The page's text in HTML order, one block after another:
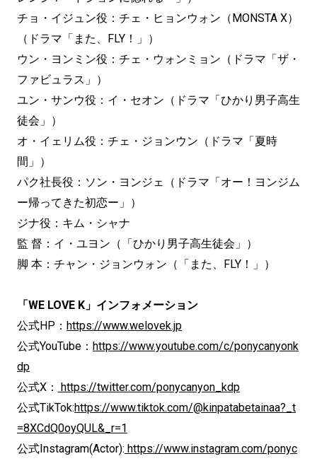
チョ・イジュン役：チェ・ヒョンウォン（MONSTA X）
（ドラマ「また、FLY！」）
ウン・ヨンミン役：チェ・ウォンミョン（ドラマ「ザ・
ファビュラス」）
ユン・サンウ役：イ・セオン（ドラマ「ひかり男子高生
徒会」）
オ・イェリム役：チェ・ジョンウン（ドラマ「夏時
間」）
パク社長役：ソン・ヨンジェ（ドラマ「オー！ヨンジム
ー帰ってきた初恋ー」）
ジナ役：キム・シャナ
監 督：イ・ユヨン（「ひかり男子高生徒会」）
脚 本：チャン・ジョンウォン（「また、FLY！」）
「WE LOVE K」インフォメーション
公式HP： https://www.welovek.jp
公式YouTube： https://www.youtube.com/c/ponycanyonk
dp
公式X： https://twitter.com/ponycanyon_kdp
公式TikTok:https://www.tiktok.com/@kinpatabetainaa?_t
=8XCdQ0oyQUL&_r=1
公式Instagram(Actor): https://www.instagram.com/ponyc